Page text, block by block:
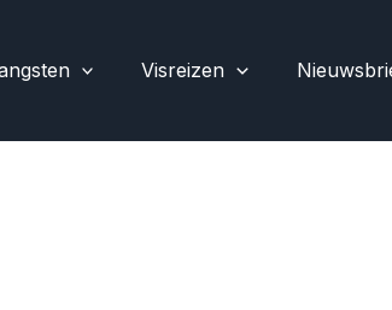
Visreizen